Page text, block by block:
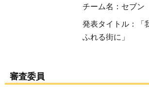
チーム名：セブン
発表タイトル：「
ふれる街に」
審査委員